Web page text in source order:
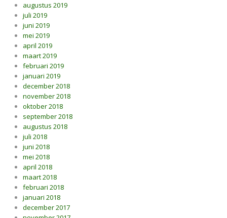
augustus 2019
juli 2019
juni 2019
mei 2019
april 2019
maart 2019
februari 2019
januari 2019
december 2018
november 2018
oktober 2018
september 2018
augustus 2018
juli 2018
juni 2018
mei 2018
april 2018
maart 2018
februari 2018
januari 2018
december 2017